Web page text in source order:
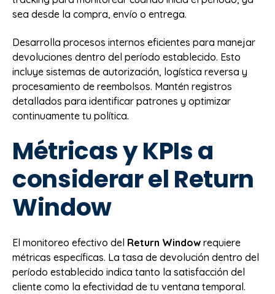
sea desde la compra, envío o entrega.
Desarrolla procesos internos eficientes para manejar
devoluciones dentro del período establecido. Esto
incluye sistemas de autorización, logística reversa y
procesamiento de reembolsos. Mantén registros
detallados para identificar patrones y optimizar
continuamente tu política.
Métricas y KPIs a
considerar el Return
Window
El monitoreo efectivo del Return Window requiere
métricas específicas. La tasa de devolución dentro del
período establecido indica tanto la satisfacción del
cliente como la efectividad de tu ventana temporal.